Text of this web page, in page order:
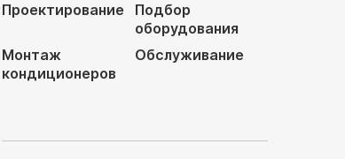
Проектирование
Подбор
оборудования
Монтаж
кондиционеров
Обслуживание